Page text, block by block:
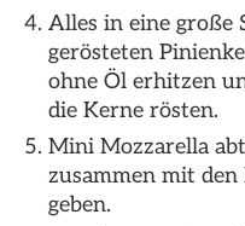
Alles in eine große
gerösteten
ohne Öl erhitzen
die Kerne rösten.
Mini Mozzarella
zusammen mit
geben.